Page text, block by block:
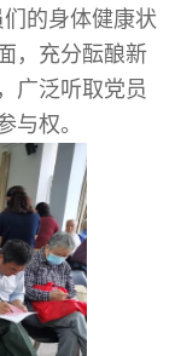
的身体健康状
，充分酝酿新
广泛听取党员
与权。